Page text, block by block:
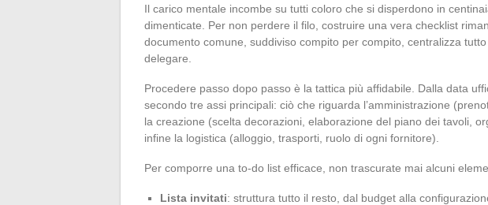
Il carico mentale incombe su tutti coloro che si disperdono in
dimenticate. Per non perdere il filo, costruire una vera checklist
documento comune, suddiviso compito per compito, centralizza
delegare.
Procedere passo dopo passo è la tattica più affidabile. Dalla data
secondo tre assi principali: ciò che riguarda l’amministrazione
la creazione (scelta decorazioni, elaborazione del piano dei tavoli,
infine la logistica (alloggio, trasporti, ruolo di ogni fornitore).
Per comporre una to-do list efficace, non trascurate mai alcuni
Lista invitati: struttura tutto il resto, dal budget alla